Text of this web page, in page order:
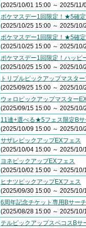
(2025/10/01 15:00 ～ 2025/11/
ポケマスデー1回限定！★5確
(2025/10/25 15:00 ～ 2025/10/
ポケマスデー1回限定！★5確
(2025/10/25 15:00 ～ 2025/10/
ポケマスデー1回限定！ハッピ
(2025/10/25 15:00 ～ 2025/10/
トリプルピックアップマスタ
(2025/09/25 15:00 ～ 2025/10/
ウォロピックアップマスター
(2025/09/15 15:00 ～ 2025/10/
11連+選べる★5フェス限定Bサ
(2025/10/09 15:00 ～ 2025/10/
サザレピックアップEXフェス
(2025/10/04 15:00 ～ 2025/10/
ヨネピックアップEXフェス
(2025/10/02 15:00 ～ 2025/10/
ヒナツピックアップEXフェス
(2025/09/30 15:00 ～ 2025/10/
6周年記念チケット専用Bサーチ
(2025/08/28 15:00 ～ 2025/10/
テルピックアップスペコスBサ